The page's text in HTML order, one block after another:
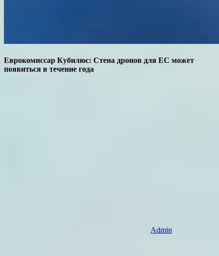
Еврокомиссар Кубилюс: Стена дронов для ЕС может
появиться в течение года
Admin